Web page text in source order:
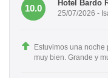
10.0
Hotel Bardo
25/07/2026 -
Estuvimos una
muy bien. Grande y